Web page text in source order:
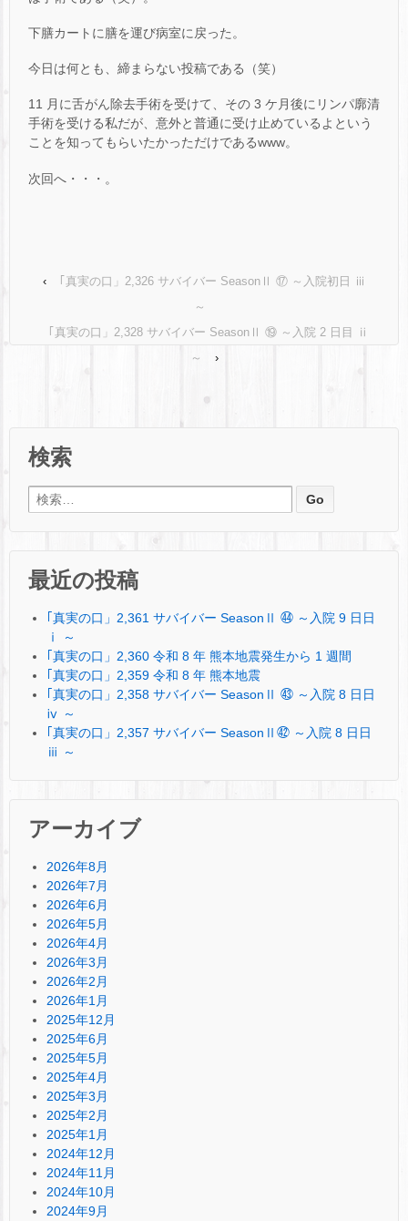
下膳カートに膳を運び病室に戻った。
今日は何とも、締まらない投稿である（笑）
11 月に舌がん除去手術を受けて、その 3 ケ月後にリンパ廓清
手術を受ける私だが、意外と普通に受け止めているよという
ことを知ってもらいたかっただけであるwww。
次回へ・・・。
‹
｢真実の口」2,326 サバイバー SeasonⅡ ⑰ ～入院初日 ⅲ
～
｢真実の口」2,328 サバイバー SeasonⅡ ⑲ ～入院 2 日目 ⅱ
～
›
検索
検索:
最近の投稿
｢真実の口」2,361 サバイバー SeasonⅡ ㊹ ～入院 9 日日
ⅰ ～
｢真実の口」2,360 令和 8 年 熊本地震発生から 1 週間
｢真実の口」2,359 令和 8 年 熊本地震
｢真実の口」2,358 サバイバー SeasonⅡ ㊸ ～入院 8 日日
ⅳ ～
｢真実の口」2,357 サバイバー SeasonⅡ㊷ ～入院 8 日日
ⅲ ～
アーカイブ
2026年8月
2026年7月
2026年6月
2026年5月
2026年4月
2026年3月
2026年2月
2026年1月
2025年12月
2025年6月
2025年5月
2025年4月
2025年3月
2025年2月
2025年1月
2024年12月
2024年11月
2024年10月
2024年9月